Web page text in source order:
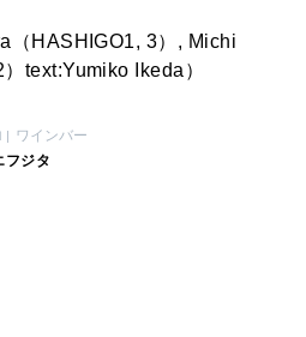
（HASHIGO1, 3）, Michi
text:Yumiko Ikeda）
ワインバー
フジタ